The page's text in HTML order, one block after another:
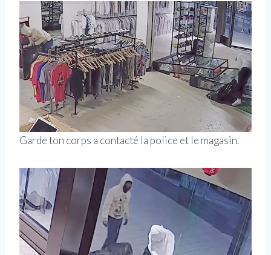
Garde ton corps a contacté la police et le magasin.